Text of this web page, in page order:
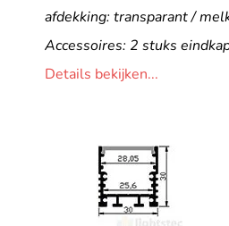
afdekking: transparant /
Accessoires: 2 stuks
Details bekijken...